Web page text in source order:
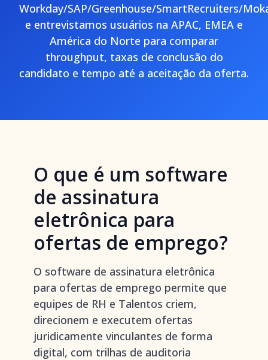
Workday/SAP/Greenhouse/SmartRecruiters/
e entrevistamos usuários na APAC, EMEA e
América do Norte para comparar
throughput, taxas de conclusão do
candidato e tempo até a aceitação da oferta.
O que é um software
de assinatura
eletrônica para
ofertas de emprego?
O software de assinatura eletrônica
para ofertas de emprego permite que
equipes de RH e Talentos criem,
direcionem e executem ofertas
juridicamente vinculantes de forma
digital, com trilhas de auditoria